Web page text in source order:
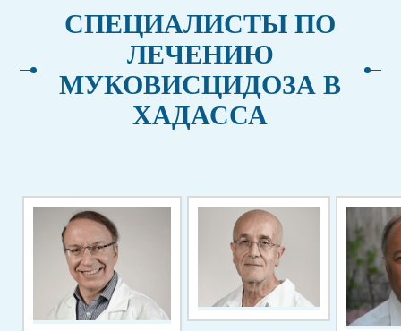
СПЕЦИАЛИСТЫ ПО
ЛЕЧЕНИЮ
МУКОВИСЦИДОЗА В
ХАДАССА